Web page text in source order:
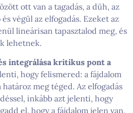
ott van a tagadás, a düh, az
végül az elfogadás. Ezeket az
lineárisan tapasztalod meg, és
lehetnek.
integrálása kritikus pont a
hogy felismered: a fájdalom
meg téged. Az elfogadás
inkább azt jelenti, hogy
el, hogy a fájdalom jelen van,